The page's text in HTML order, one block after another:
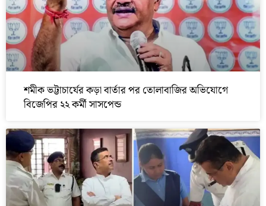
শমীক ভট্টাচার্যের কড়া বার্তার পর তোলাবাজির অভিযোগে
বিজেপির ২২ কর্মী সাসপেন্ড